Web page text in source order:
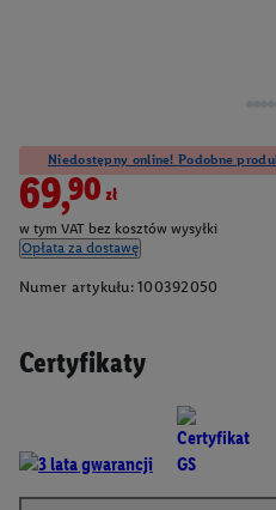
Niedostępny online! Podobne
69,90zł
w tym VAT bez kosztów wysyłki
Opłata za dostawę
Numer artykułu: 100392050
Certyfikaty